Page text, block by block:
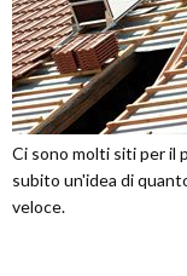
Ci sono molti siti per il
subito un'idea di
veloce.